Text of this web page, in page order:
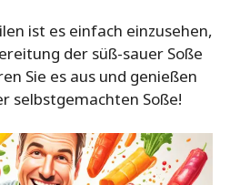
ist es einfach einzusehen,
der süß-sauer Soße
Sie es aus und genießen
selbstgemachten Soße!